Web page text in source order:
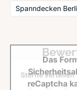
Spanndecken
Sterne verteilen
Das
reCaptcha